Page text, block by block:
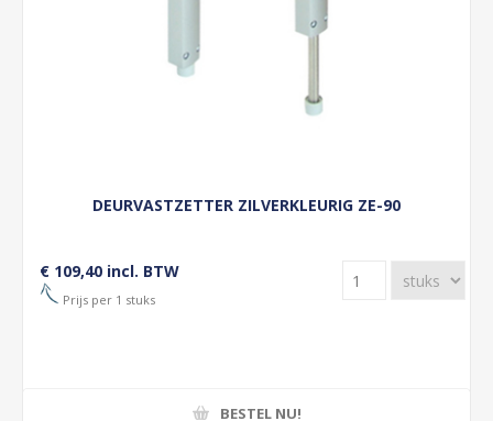
DEURVASTZETTER ZILVERKLEURIG ZE-90
€ 109,40 incl. BTW
Prijs per 1 stuks
BESTEL NU!